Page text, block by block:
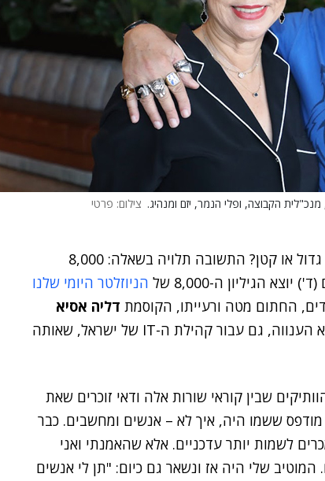
הקבוצה, ופלי הנמר, יזם ומנהיג. צילום: פרטי
מה אומר לכם המספר 8,000? האם בעיניכם זה מספר גדול או קטן? התשובה תלויה בשאלה: 8,000
הגיליון ה-8,000 של
הניוזלטר היומי שלנו
החתום מטה ורעייתו, הקוסמת דליה אסיא
– ובמלוא הענווה, גם עבור קהילת ה-IT של ישראל, שאותה
שבין קוראי שורות אלה ודאי זוכרים שאת
ששמו היה, איך לא – אנשים ומחשבים. כבר
לשמות יותר עדכניים. אלא שהאמנתי ואני
שלי היה אז ונשאר גם כיום: "תן לי אנשים